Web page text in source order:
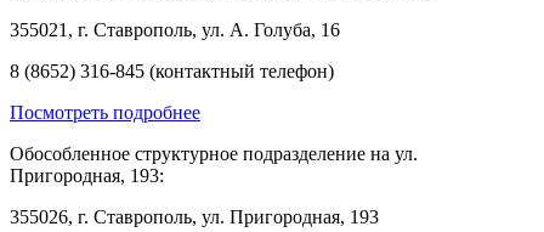
355021, г. Ставрополь, ул. А. Голуба, 16
8 (8652) 316-845 (контактный телефон)
Посмотреть подробнее
Обособленное структурное подразделение на ул.
Пригородная, 193:
355026, г. Ставрополь, ул. Пригородная, 193